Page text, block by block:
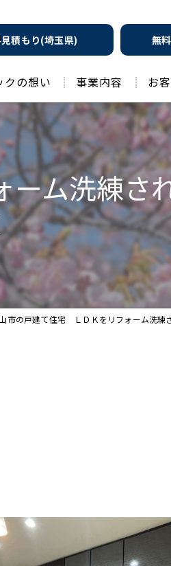
積もり(埼玉県) 無
クの想い 事業内容
遮熱の家
水回りリフォーム
お
ム洗練さ
市の戸建て住宅 ＬＤＫをリフォーム洗練